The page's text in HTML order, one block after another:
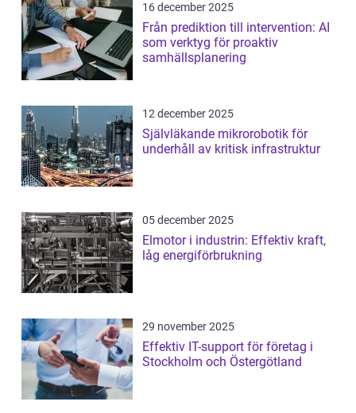
16 december 2025
Från prediktion till intervention: AI
som verktyg för proaktiv
samhällsplanering
12 december 2025
Självläkande mikrorobotik för
underhåll av kritisk infrastruktur
05 december 2025
Elmotor i industrin: Effektiv kraft,
låg energiförbrukning
29 november 2025
Effektiv IT-support för företag i
Stockholm och Östergötland